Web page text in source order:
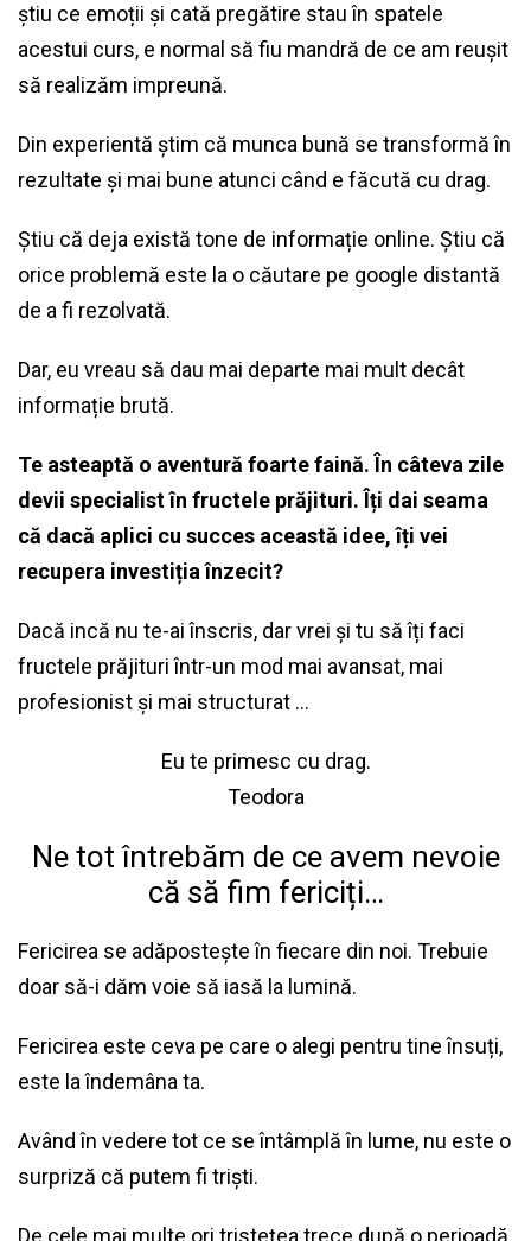
știu ce emoții și cată pregătire stau în spatele
acestui curs, e normal să fiu mandră de ce am reușit
să realizăm impreună.
Din experientă știm că munca bună se transformă în
rezultate și mai bune atunci când e făcută cu drag.
Știu că deja există tone de informație online. Știu că
orice problemă este la o căutare pe google distantă
de a fi rezolvată.
Dar, eu vreau să dau mai departe mai mult decât
informație brută.
Te asteaptă o aventură foarte faină. În câteva zile
devii specialist în fructele prăjituri. Îți dai seama
că dacă aplici cu succes această idee, îți vei
recupera investiția înzecit?
Dacă incă nu te-ai înscris, dar vrei și tu să îți faci
fructele prăjituri într-un mod mai avansat, mai
profesionist și mai structurat …
Eu te primesc cu drag.
Teodora
Ne tot întrebăm de ce avem nevoie
că să fim fericiți…
Fericirea se adăpostește în fiecare din noi. Trebuie
doar să-i dăm voie să iasă la lumină.
Fericirea este ceva pe care o alegi pentru tine însuți,
este la îndemâna ta.
Având în vedere tot ce se întâmplă în lume, nu este o
surpriză că putem fi triști.
De cele mai multe ori tristețea trece după o perioadă.